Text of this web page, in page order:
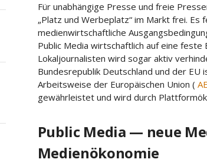
Für unabhängige Presse und freie
„Platz und Werbeplatz“ im Markt frei.
medienwirtschaftliche
Public Media wirtschaftlich auf eine
Lokaljournalisten wird sogar aktiv
Bundesrepublik Deutschland und der
Arbeitsweise der Europäischen Union (
gewährleistet und wird durch
Public Media — neue
Medienökonomie